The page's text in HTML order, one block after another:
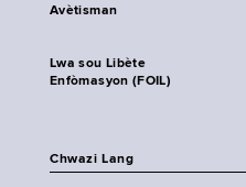
Avètisman
Lwa sou Libète
Enfòmasyon (FOIL)
Chwazi Lang